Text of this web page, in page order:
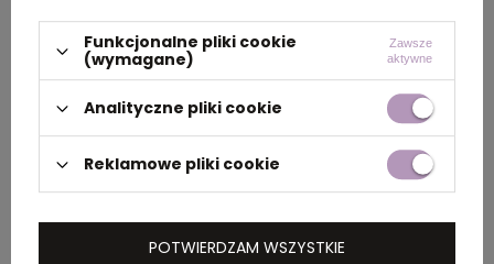
OPIS
Pamięć USB do przechowywania dokumentów,
zdjęć i filmów. Dostępna w szerokiej gamie
kolorów.Materiał: ABS z gumowym
wykończeniemKlips: metalowyPojemność: 4
GBWersja USB: 2'0Szybkość odczytu: do 15
MB/sSzybkość zapisu: do 10 MB/sOpakowanie:
srebrne pudełko.Wymiary: 56 x 19 x 10 mm |
Pudełko: 86 x 45 x 20 mm
Funkcjonalne pliki cookie
(wymagane)
Zawsze
aktywne
Analityczne pliki cookie
Reklamowe pliki cookie
POTWIERDZAM WSZYSTKIE